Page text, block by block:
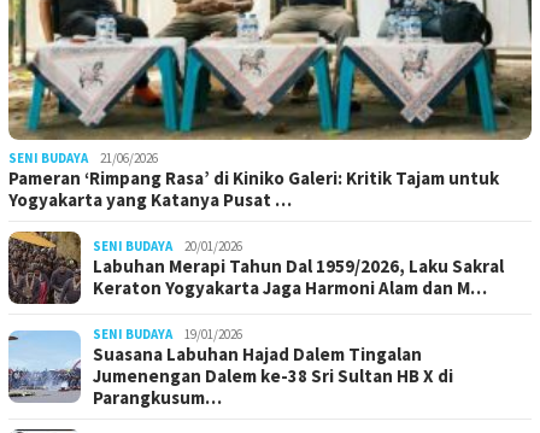
SENI BUDAYA 21/06/2026
Pameran ‘Rimpang Rasa’ di Kiniko Galeri: Kritik Tajam untuk
Yogyakarta yang Katanya Pusat …
SENI BUDAYA 20/01/2026
Labuhan Merapi Tahun Dal 1959/2026, Laku Sakral
Keraton Yogyakarta Jaga Harmoni Alam dan M…
SENI BUDAYA 19/01/2026
Suasana Labuhan Hajad Dalem Tingalan
Jumenengan Dalem ke-38 Sri Sultan HB X di
Parangkusum…